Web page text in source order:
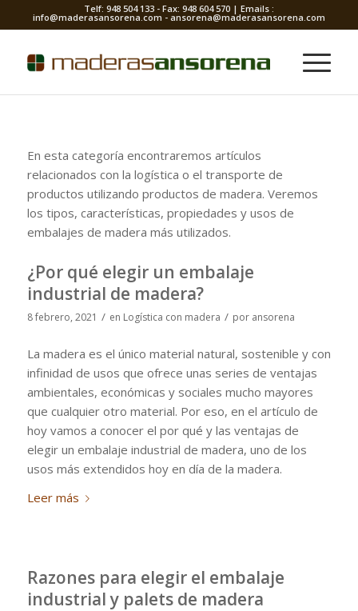
Telf: 948 504 133 - Fax: 948 604 570 | Emails :
info@maderasansorena.com - ansorena@maderasansorena.com
En esta categoría encontraremos artículos
relacionados con la logística o el transporte de
productos utilizando productos de madera. Veremos
los tipos, características, propiedades y usos de
embalajes de madera más utilizados.
¿Por qué elegir un embalaje
industrial de madera?
8 febrero, 2021 / en Logística con madera / por ansorena
La madera es el único material natural, sostenible y con
infinidad de usos que ofrece unas series de ventajas
ambientales, económicas y sociales mucho mayores
que cualquier otro material. Por eso, en el artículo de
hoy vamos a conocer el por qué y las ventajas de
elegir un embalaje industrial de madera, uno de los
usos más extendidos hoy en día de la madera.
Leer más
Razones para elegir el embalaje
industrial y palets de madera